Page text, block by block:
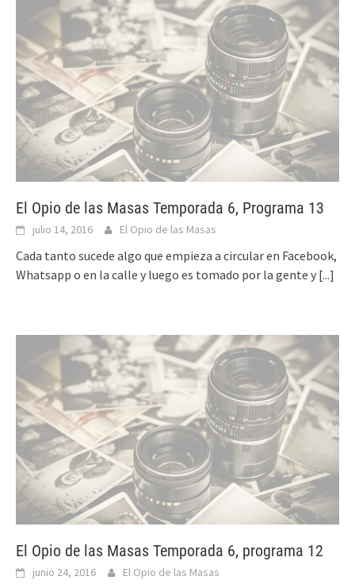
El Opio de las Masas Temporada 6, Programa 13
julio 14, 2016 El Opio de las Masas
Cada tanto sucede algo que empieza a circular en Facebook,
Whatsapp o en la calle y luego es tomado por la gente y [...]
El Opio de las Masas Temporada 6, programa 12
junio 24, 2016 El Opio de las Masas